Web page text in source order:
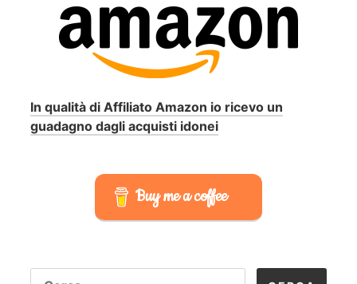
In qualità di Affiliato Amazon io ricevo un
guadagno dagli acquisti idonei
Buy me a coffee